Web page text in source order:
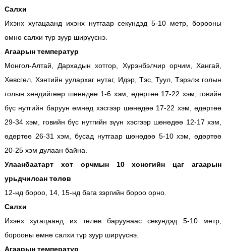
Салхи
Ихэнх хугацаанд ихэнх нутгаар секундэд 5-10 метр, борооны
өмнө салхи түр зуур ширүүснэ.
Агаарын температур
Монгол-Алтай, Дархадын хотгор, Хүрэнбэлчир орчим, Хангай,
Хөвсгөл, Хэнтийн уулархаг нутаг, Идэр, Тэс, Туул, Тэрэлж голын
голын хөндийгөөр шөнөдөө 1-6 хэм, өдөртөө 17-22 хэм, говийн
бүс нутгийн баруун өмнөд хэсгээр шөнөдөө 17-22 хэм, өдөртөө
29-34 хэм, говийн бүс нутгийн зүүн хэсгээр шөнөдөө 12-17 хэм,
өдөртөө 26-31 хэм, бусад нутгаар шөнөдөө 5-10 хэм, өдөртөө
20-25 хэм дулаан байна.
Улаанбаатарт хот орчмын 10 хоногийн цаг агаарын
урьдчилсан төлөв
12-нд бороо, 14, 15-нд бага зэргийн бороо орно.
Салхи
Ихэнх хугацаанд их төлөв баруунаас секундэд 5-10 метр,
борооны өмнө салхи түр зуур ширүүснэ.
Агаарын температур